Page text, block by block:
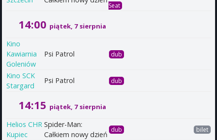
Seat
14:00 piątek, 7 sierpnia
Kino
Kawiarnia
Goleniów
Psi Patrol dub
Kino SCK
Stargard
Psi Patrol dub
14:15 piątek, 7 sierpnia
Helios CHR
Kupiec
Spider-Man:
Całkiem nowy dzień
dub bilet